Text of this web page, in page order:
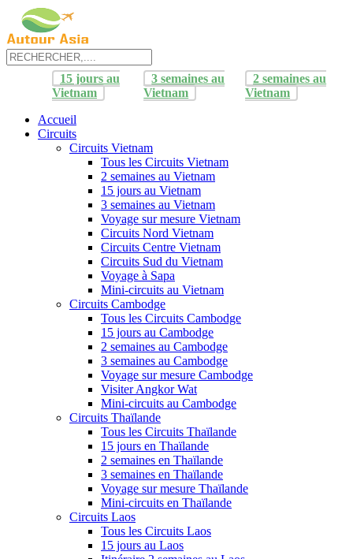
15 jours au
Vietnam
3 semaines au
Vietnam
2 semaines au
Vietnam
Accueil
Circuits
Circuits Vietnam
Tous les Circuits Vietnam
2 semaines au Vietnam
15 jours au Vietnam
3 semaines au Vietnam
Voyage sur mesure Vietnam
Circuits Nord Vietnam
Circuits Centre Vietnam
Circuits Sud du Vietnam
Voyage à Sapa
Mini-circuits au Vietnam
Circuits Cambodge
Tous les Circuits Cambodge
15 jours au Cambodge
2 semaines au Cambodge
3 semaines au Cambodge
Voyage sur mesure Cambodge
Visiter Angkor Wat
Mini-circuits au Cambodge
Circuits Thaïlande
Tous les Circuits Thaïlande
15 jours en Thaïlande
2 semaines en Thaïlande
3 semaines en Thaïlande
Voyage sur mesure Thaïlande
Mini-circuits en Thaïlande
Circuits Laos
Tous les Circuits Laos
15 jours au Laos